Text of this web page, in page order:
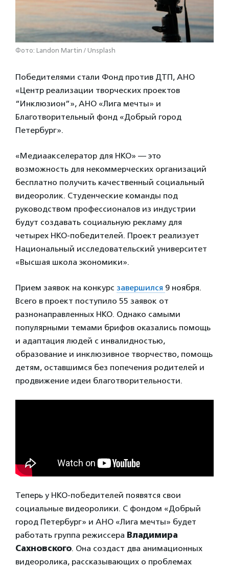
Фото: Landon Martin / Unsplash
Победителями стали Фонд против ДТП, АНО
«Центр реализации творческих проектов
“Инклюзион”», АНО «Лига мечты» и
Благотворительный фонд «Добрый город
Петербург».
«Медиаакселератор для НКО» — это
возможность для некоммерческих организаций
бесплатно получить качественный социальный
видеоролик. Студенческие команды под
руководством профессионалов из индустрии
будут создавать социальную рекламу для
четырех НКО-победителей. Проект реализует
Национальный исследовательский университет
«Высшая школа экономики».
Прием заявок на конкурс завершился 9 ноября.
Всего в проект поступило 55 заявок от
разнонаправленных НКО. Однако самыми
популярными темами брифов оказались помощь
и адаптация людей с инвалидностью,
образование и инклюзивное творчество, помощь
детям, оставшимся без попечения родителей и
продвижение идеи благотворительности.
Теперь у НКО-победителей появятся свои
социальные видеоролики. С фондом «Добрый
город Петербург» и АНО «Лига мечты» будет
работать группа режиссера Владимира
Сахновского. Она создаст два анимационных
видеоролика, рассказывающих о проблемах